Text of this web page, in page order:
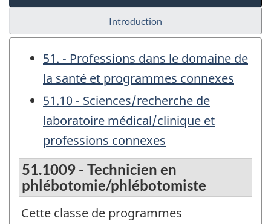
Introduction
51. - Professions dans le domaine de
la santé et programmes connexes
51.10 - Sciences/recherche de
laboratoire médical/clinique et
professions connexes
51.1009 - Technicien en
phlébotomie/phlébotomiste
Cette classe de programmes